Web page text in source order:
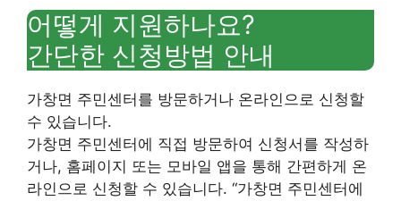
어떻게 지원하나요?
간단한 신청방법 안내
가창면 주민센터를 방문하거나 온라인으로 신청할
수 있습니다.
가창면 주민센터에 직접 방문하여 신청서를 작성하
거나, 홈페이지 또는 모바일 앱을 통해 간편하게 온
라인으로 신청할 수 있습니다. “가창면 주민센터에